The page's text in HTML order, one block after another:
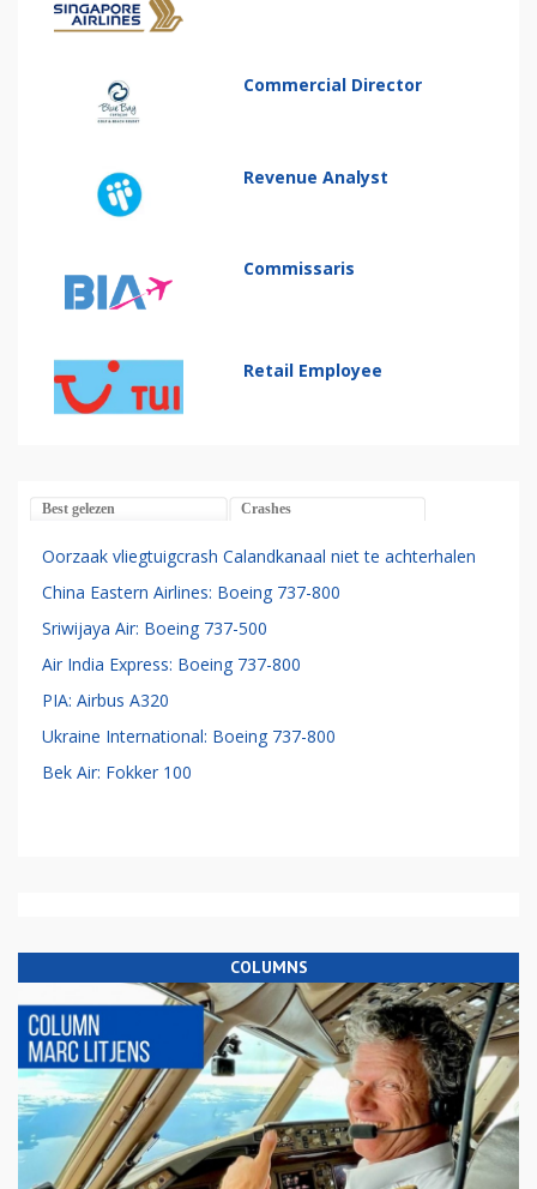
Commercial Director
Revenue Analyst
Commissaris
Retail Employee
Best gelezen Crashes
Oorzaak vliegtuigcrash Calandkanaal niet te achterhalen
China Eastern Airlines: Boeing 737-800
Sriwijaya Air: Boeing 737-500
Air India Express: Boeing 737-800
PIA: Airbus A320
Ukraine International: Boeing 737-800
Bek Air: Fokker 100
COLUMNS